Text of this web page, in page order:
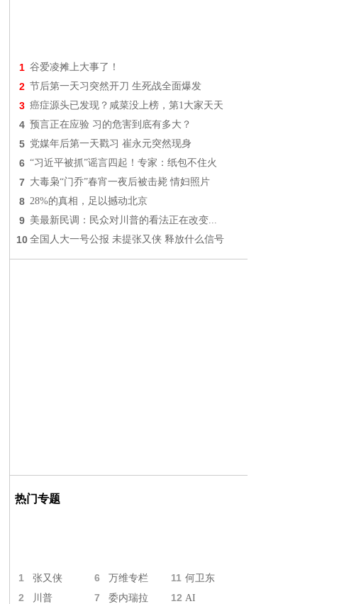
1 谷爱凌摊上大事了！
2 节后第一天习突然开刀 生死战全面爆发
3 癌症源头已发现？咸菜没上榜，第1大家天天
4 预言正在应验 习的危害到底有多大？
5 党媒年后第一天戳习 崔永元突然现身
6 “习近平被抓”谣言四起！专家：纸包不住火
7 大毒枭“门乔”春宵一夜后被击毙 情妇照片
8 28%的真相，足以撼动北京
9 美最新民调：民众对川普的看法正在改变...
10 全国人大一号公报 未提张又侠 释放什么信号
热门专题
1 张又侠 6 万维专栏 11 何卫东
2 川普 7 委内瑞拉 12 AI